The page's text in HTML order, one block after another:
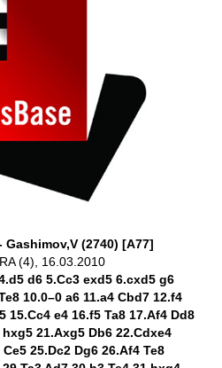
Gashimov,V (2740) [A77]
(4), 16.03.2010
d6 5.Cc3 exd5 6.cxd5 g6
10.0–0 a6 11.a4 Cbd7 12.f4
15.Cc4 e4 16.f5 Ta8 17.Af4 Dd8
21.Axg5 Db6 22.Cdxe4
25.Dc2 Dg6 26.Af4 Te8